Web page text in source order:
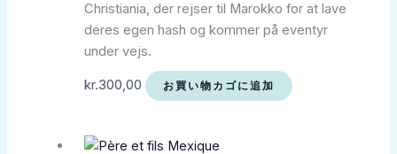
Christiania, der rejser til Marokko for at lave
deres egen hash og kommer på eventyr
under vejs.
kr.300,00 お買い物カゴに追加